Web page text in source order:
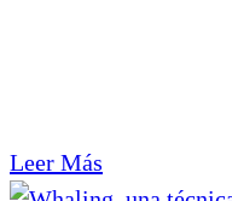
Leer Más